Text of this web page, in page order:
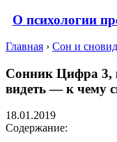
О психологии
Главная › Сон и
Сонник Цифра 3,
видеть — к чему
18.01.2019
Содержание: